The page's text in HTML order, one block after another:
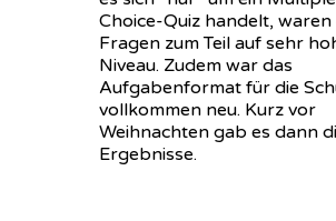
Choice-Quiz handelt, waren
Fragen zum Teil auf sehr
Niveau. Zudem war das
Aufgabenformat für die
vollkommen neu. Kurz vor
Weihnachten gab es dann
Ergebnisse.